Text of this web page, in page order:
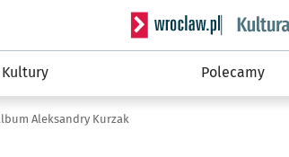
Serwis informacyjny
Kultury Polecamy
Aleksandry Kurzak